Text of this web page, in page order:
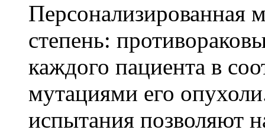
Персонализированная
степень:
каждого пациента в
мутациями его
испытания позволяют